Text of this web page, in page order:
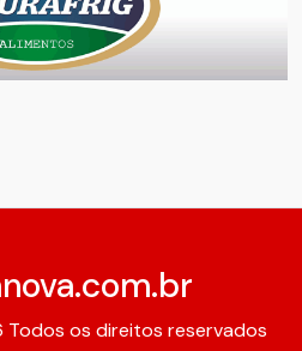
Todos os direitos reservados